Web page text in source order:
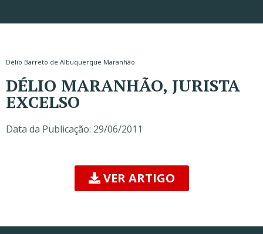
Délio Barreto de Albuquerque Maranhão
DÉLIO MARANHÃO, JURISTA
EXCELSO
Data da Publicação: 29/06/2011
VER ARTIGO